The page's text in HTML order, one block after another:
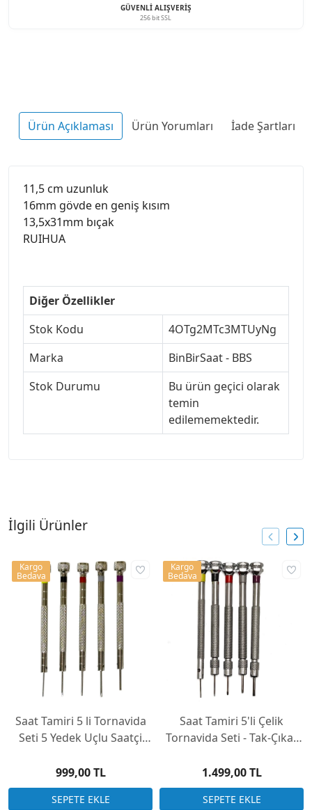
GÜVENLI ALIŞVERIŞ
256 bit SSL
Ürün Açıklaması Ürün Yorumları İade Şartları
11,5 cm uzunluk
16mm gövde en geniş kısım
13,5x31mm bıçak
RUIHUA
Diğer Özellikler
Stok Kodu
4OTg2MTc3MTUyNg
Marka
BinBirSaat - BBS
Stok Durumu
Bu ürün geçici olarak
temin
edilememektedir.
İlgili Ürünler
Saat Tamiri 5 li Tornavida
Seti 5 Yedek Uçlu Saatçi
999,00 TL
Kargo
Bedava
Saat Tamiri 5'li Çelik
Tornavida Seti - Tak-Çıkar
1.499,00 TL
Kargo
Bedava